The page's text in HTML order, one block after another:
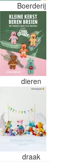
Boerderij
dieren
draak